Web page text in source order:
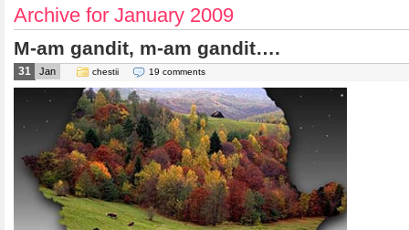
Archive for January 2009
M-am gandit, m-am gandit….
31 Jan chestii 19 comments